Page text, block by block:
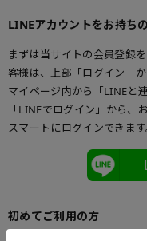
LINEアカウントをお持ち
まずは当サイトの会員登録
客様は、上部「ログイン」
マイページ内から「LINEと
「LINEでログイン」から、
スマートにログインできます
初めてご利用の方